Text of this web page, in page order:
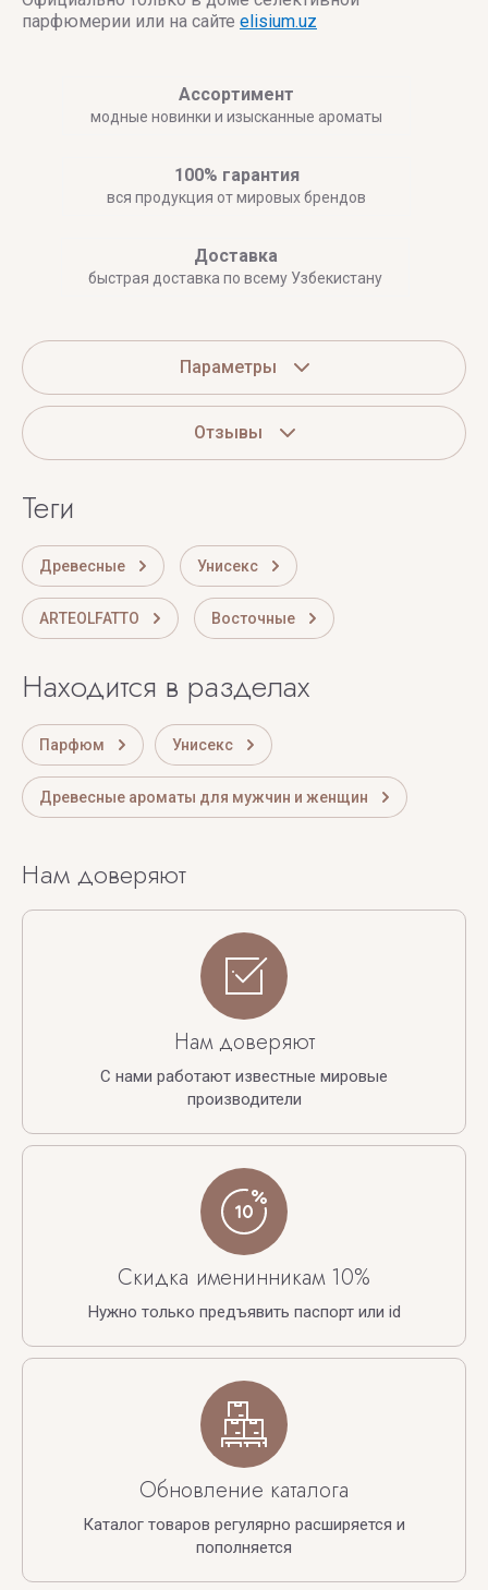
парфюмерии или на сайте elisium.uz
Ассортимент
модные новинки и изысканные ароматы
100% гарантия
вся продукция от мировых брендов
Доставка
быстрая доставка по всему Узбекистану
Параметры
Отзывы
теги
Древесные Унисекс
ARTEOLFATTO Восточные
Находится в разделах
Парфюм Унисекс
Древесные ароматы для мужчин и женщин
Нам доверяют
Нам доверяют
С нами работают известные мировые
производители
Скидка именинникам 10%
Нужно только предъявить паспорт или id
Обновление каталога
Каталог товаров регулярно расширяется и
пополняется